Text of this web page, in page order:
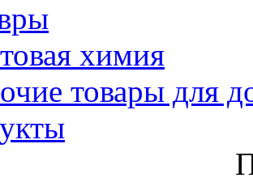
химия
товары для